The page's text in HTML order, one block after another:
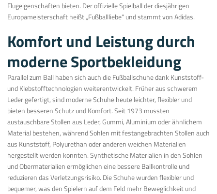
Flugeigenschaften bieten. Der offizielle Spielball der diesjährigen
Europameisterschaft heißt „Fußballliebe“ und stammt von Adidas.
Komfort und Leistung durch
moderne Sportbekleidung
Parallel zum Ball haben sich auch die Fußballschuhe dank Kunststoff-
und Klebstofftechnologien weiterentwickelt. Früher aus schwerem
Leder gefertigt, sind moderne Schuhe heute leichter, flexibler und
bieten besseren Schutz und Komfort. Seit 1973 mussten
austauschbare Stollen aus Leder, Gummi, Aluminium oder ähnlichem
Material bestehen, während Sohlen mit festangebrachten Stollen auch
aus Kunststoff, Polyurethan oder anderen weichen Materialien
hergestellt werden konnten. Synthetische Materialien in den Sohlen
und Obermaterialien ermöglichen eine bessere Ballkontrolle und
reduzieren das Verletzungsrisiko. Die Schuhe wurden flexibler und
bequemer, was den Spielern auf dem Feld mehr Beweglichkeit und